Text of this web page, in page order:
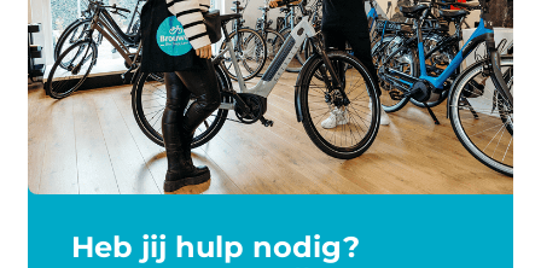
Het Intuvia-display is bij alle
lichtomstandigheden perfect leesbaar en de
eBike is makkelijk en intuïtief te bedienen.
Dankzij de afzonderlijke bedieningseenheid
blijven je handen veilig aan het stuur en dankzij
het schakeladvies fiets je altijd in de juiste
versnelling: dat ontziet de accu en vergroot je
Heb jij hulp nodig?